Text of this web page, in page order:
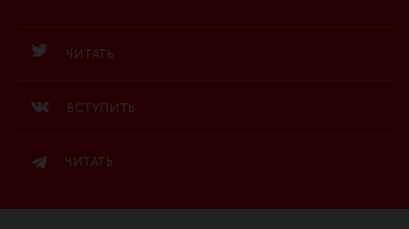
ЧИТАТЬ
ВСТУПИТЬ
ЧИТАТЬ